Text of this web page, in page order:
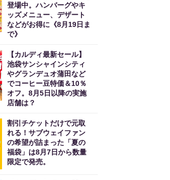
登場中。ハンバーグやキ
ッズメニュー、デザート
などがお得に《8月19日ま
で》
【カルディ最新セール】
池袋サンシャインシティ
やグランデュオ蒲田など
でコーヒー豆特価＆10％
オフ。8月5日以降の実施
店舗は？
割引チケットだけで元取
れる！サブウェイファン
の希望が詰まった「夏の
福袋」は8月7日から数量
限定で発売。